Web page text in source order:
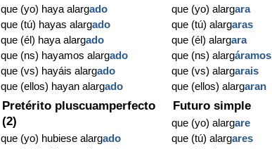
que (yo) haya alargado
que (tú) hayas alargado
que (él) haya alargado
que (ns) hayamos alargado
que (vs) hayáis alargado
que (ellos) hayan alargado
que (yo) alargara
que (tú) alargaras
que (él) alargara
que (ns) alargáramos
que (vs) alargarais
que (ellos) alargaran
Pretérito pluscuamperfecto
(2)
que (yo) hubiese alargado
Futuro simple
que (yo) alargare
que (tú) alargares